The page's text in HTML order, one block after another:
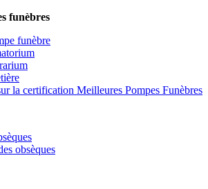
funèbres
funèbre
la certification Meilleures Pompes Funèbres
obsèques